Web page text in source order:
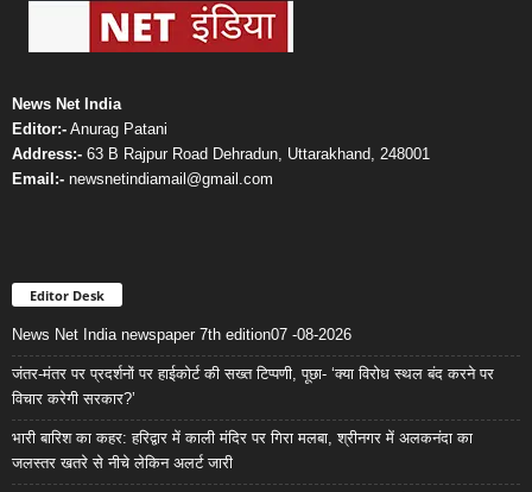
News Net India
Editor:- Anurag Patani
Address:- 63 B Rajpur Road Dehradun, Uttarakhand, 248001
Email:- newsnetindiamail@gmail.com
Editor Desk
News Net India newspaper 7th edition07 -08-2026
जंतर-मंतर पर प्रदर्शनों पर हाईकोर्ट की सख्त टिप्पणी, पूछा- ‘क्या विरोध स्थल बंद करने पर
विचार करेगी सरकार?’
भारी बारिश का कहर: हरिद्वार में काली मंदिर पर गिरा मलबा, श्रीनगर में अलकनंदा का
जलस्तर खतरे से नीचे लेकिन अलर्ट जारी